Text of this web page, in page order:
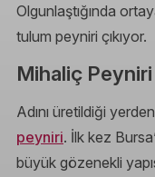
Olgunlaştığında
tulum peyniri çıkıyor.
Mihaliç Peyniri
Adını üretildiği
peyniri. İlk kez
büyük gözenekli